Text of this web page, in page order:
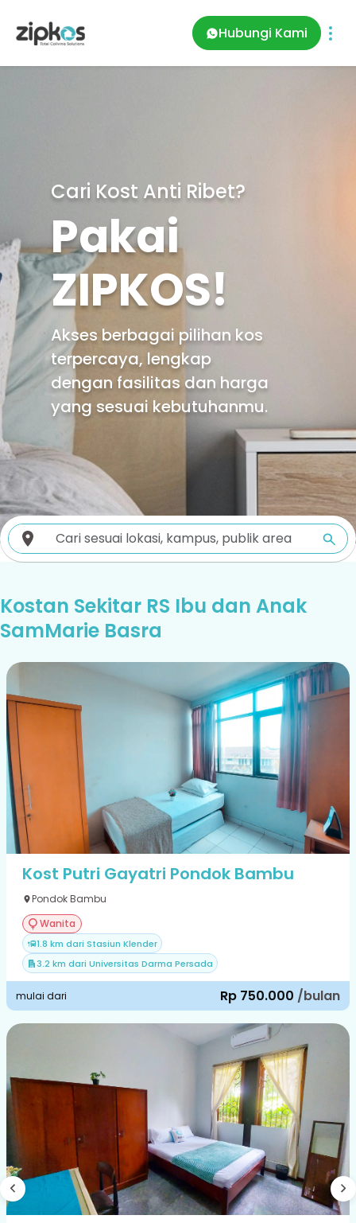
Hubungi Kami
Cari Kost Anti Ribet?
Pakai
ZIPKOS!
Akses berbagai pilihan kos
terpercaya, lengkap
dengan fasilitas dan harga
yang sesuai kebutuhanmu.
Kostan Sekitar RS Ibu dan Anak
SamMarie Basra
Kost Putri Gayatri Pondok Bambu
Pondok Bambu
Wanita
1.8 km dari Stasiun Klender
3.2 km dari Universitas Darma Persada
mulai dari Rp 750.000 /bulan